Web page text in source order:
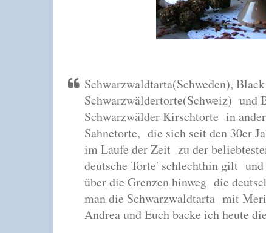
Schwarzwaldtarta(Schweden),
Schwarzwäldertorte(Schweiz) und
Schwarzwälder Kirschtorte in
Sahnetorte, die sich seit den 30er
im Laufe der Zeit zu der
deutsche Torte' schlechthin gilt
über die Grenzen hinweg die
man die Schwarzwaldtarta mit
Andrea und Euch backe ich heute